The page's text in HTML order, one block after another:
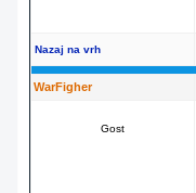
Nazaj na vrh
WarFigher
Gost